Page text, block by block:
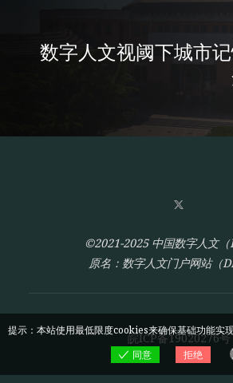
数字人文视阈下城市
©2021-2025 中国数字人文（
原名：数字人文门户网站（
皖ICP备19020276号
提示：本站使用最低限度cookies来确保基础功能实现
同意
拒绝